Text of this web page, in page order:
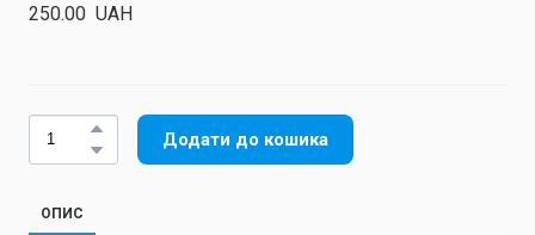
250.00  UAH
Додати до кошика
ОПИС